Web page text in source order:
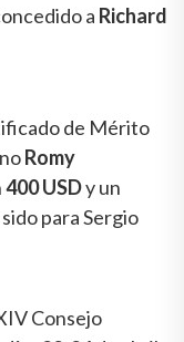
a Richard
de Mérito
Romy
400 USDy un
para Sergio
Consejo